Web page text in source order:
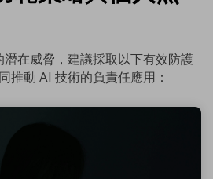
在威脅，建議採取以下有效防護
推動 AI 技術的負責任應用：